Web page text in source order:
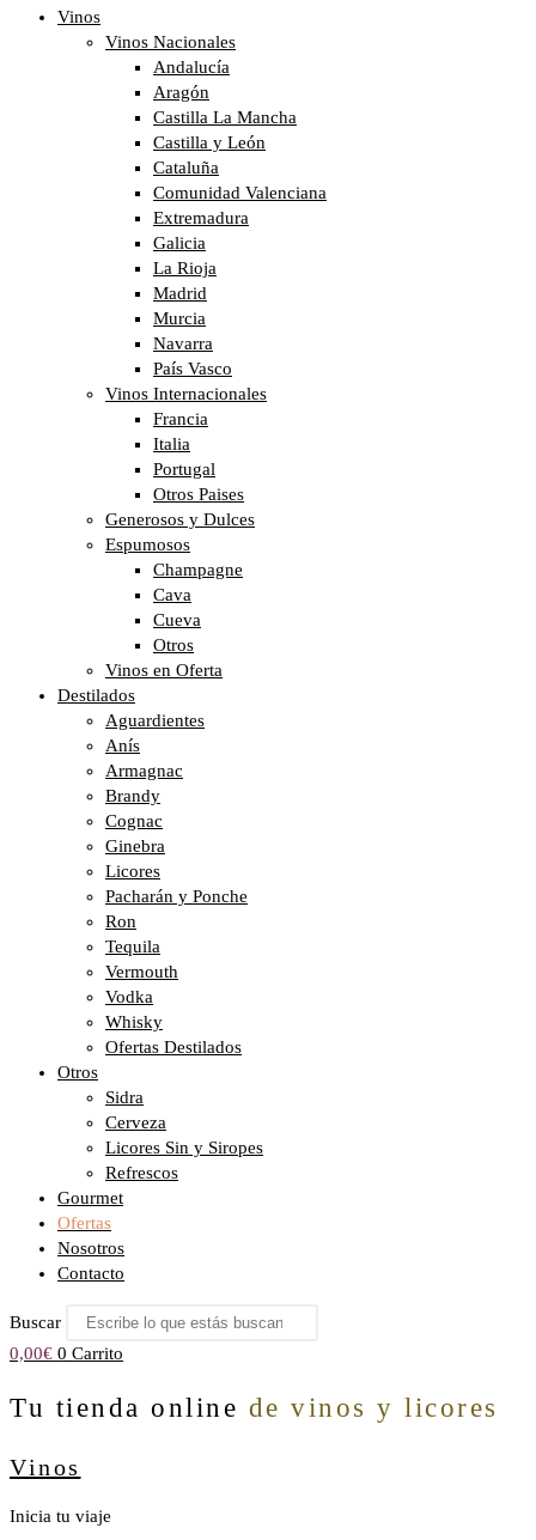
Vinos
Vinos Nacionales
Andalucía
Aragón
Castilla La Mancha
Castilla y León
Cataluña
Comunidad Valenciana
Extremadura
Galicia
La Rioja
Madrid
Murcia
Navarra
País Vasco
Vinos Internacionales
Francia
Italia
Portugal
Otros Paises
Generosos y Dulces
Espumosos
Champagne
Cava
Cueva
Otros
Vinos en Oferta
Destilados
Aguardientes
Anís
Armagnac
Brandy
Cognac
Ginebra
Licores
Pacharán y Ponche
Ron
Tequila
Vermouth
Vodka
Whisky
Ofertas Destilados
Otros
Sidra
Cerveza
Licores Sin y Siropes
Refrescos
Gourmet
Ofertas
Nosotros
Contacto
Buscar
0,00€ 0 Carrito
Tu tienda online de vinos y licores
Vinos
Inicia tu viaje